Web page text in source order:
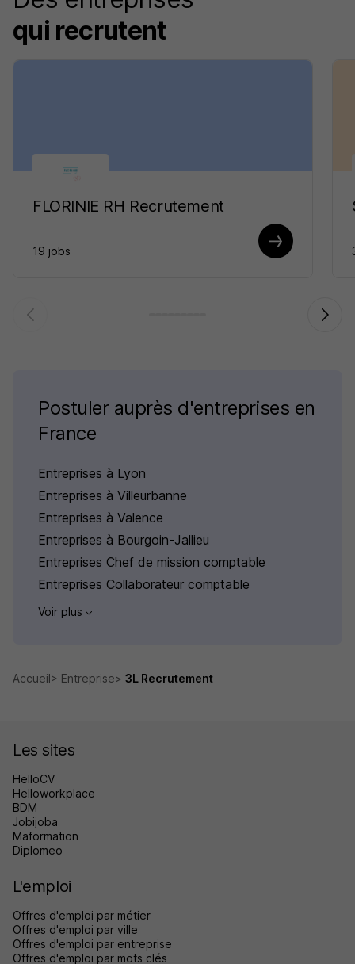
qui recrutent
FLORINIE RH Recrutement
19 jobs
Postuler auprès d'entreprises en
France
Entreprises à Lyon
Entreprises à Villeurbanne
Entreprises à Valence
Entreprises à Bourgoin-Jallieu
Entreprises Chef de mission comptable
Entreprises Collaborateur comptable
Voir plus
Accueil Entreprise 3L Recrutement
Les sites
HelloCV
Helloworkplace
BDM
Jobijoba
Maformation
Diplomeo
L'emploi
Offres d'emploi par métier
Offres d'emploi par ville
Offres d'emploi par entreprise
Offres d'emploi par mots clés